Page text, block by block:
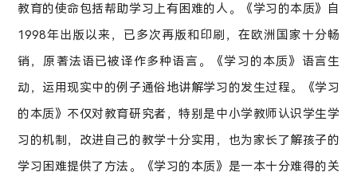
教育的使命包括帮助学习上有困难的人。《学习的本质》自
1998年出版以来，已多次再版和印刷，在欧洲国家十分畅
销，原著法语已被译作多种语言。《学习的本质》语言生
动，运用现实中的例子通俗地讲解学习的发生过程。《学习
的本质》不仅对教育研究者，特别是中小学教师认识学生学
习的机制，改进自己的教学十分实用，也为家长了解孩子的
学习困难提供了方法。《学习的本质》是一本十分难得的关